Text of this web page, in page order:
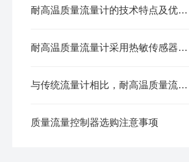
耐高温质量流量计的技术特点及优势体现
耐高温质量流量计采用热敏传感器原理进行流量测量
与传统流量计相比，耐高温质量流量计有哪些优势？
质量流量控制器选购注意事项